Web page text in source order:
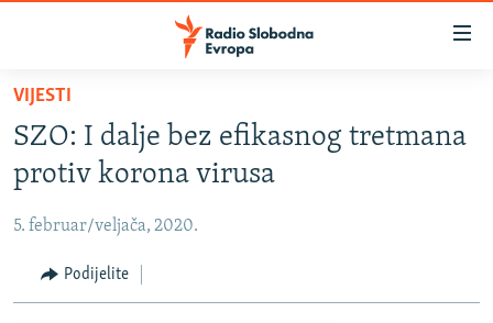
Pređite
glavni
sadržaj
Pređite
na
navigaciju
Pređite
BOSNA I HERCEGOVINA
SRBIJA
KOSOVO
CRNA GORA
VIJESTI
SZO: I dalje bez efikasnog tretmana
protiv korona virusa
5. februar/veljača, 2020.
Podijelite